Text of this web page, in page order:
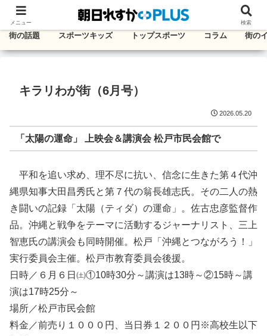
千葉・東葛エリアのタウン情報紙
街の話題 スポーツキッズ トップスポーツ コラム 街の
キラリわが街（6月号）
2026.05.20
「太陽の運命」 上映会＆講演会 松戸市民会館で
平和を追い求め、理不尽に抗い、信念に生きた第４代沖
縄県知事大田昌秀氏と第７代の翁長雄志氏。その二人の熱
き闘いの記録「太陽（ティダ）の運命」。佐古忠彦監督作
品。沖縄と戦争をテーマに活動するジャーナリスト、三上
智恵氏の講演会も同時開催。松戸「沖縄とつながろう！」
実行委員会主催。松戸市教育委員会後援。
日時／６月６日㈯①10時30分～講演は13時～②15時～講
演は17時25分～
場所／松戸市民会館
料金／前売り１０００円、当日券１２００円※高校生以下
メニュー 検索